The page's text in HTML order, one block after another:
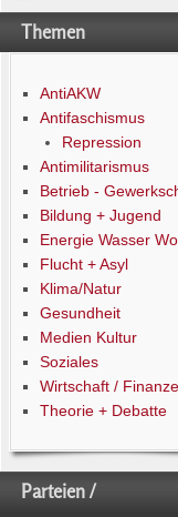
Themen
AntiAKW
Antifaschismus
Repression
Antimilitarismus
Betrieb -
Bildung + Jugend
Energie Wasser
Flucht + Asyl
Klima/Natur
Gesundheit
Medien Kultur
Soziales
Wirtschaft /
Theorie + Debatte
Parteien /